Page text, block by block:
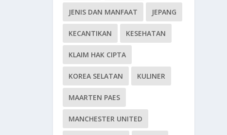
JENIS DAN MANFAAT JEPANG
KECANTIKAN KESEHATAN
KLAIM HAK CIPTA
KOREA SELATAN KULINER
MAARTEN PAES
MANCHESTER UNITED